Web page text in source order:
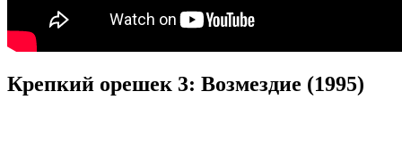
Крепкий орешек 3: Возмездие (1995)